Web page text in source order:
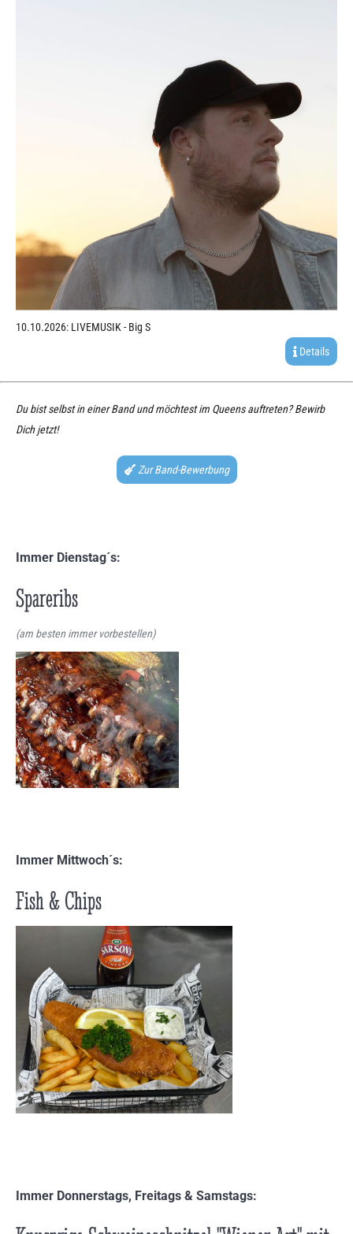
10.10.2026: LIVEMUSIK - Big S
Details
Du bist selbst in einer Band und möchtest im Queens auftreten? Bewirb
Dich jetzt!
Zur Band-Bewerbung
Immer Dienstag´s:
Spareribs
(am besten immer vorbestellen)
Immer Mittwoch´s:
Fish & Chips
Immer Donnerstags, Freitags & Samstags: